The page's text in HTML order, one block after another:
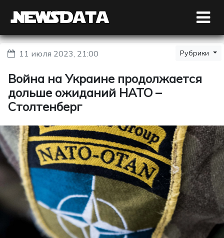
11 июля 2023, 21:00 Рубрики
Война на Украине продолжается
дольше ожиданий НАТО –
Столтенберг